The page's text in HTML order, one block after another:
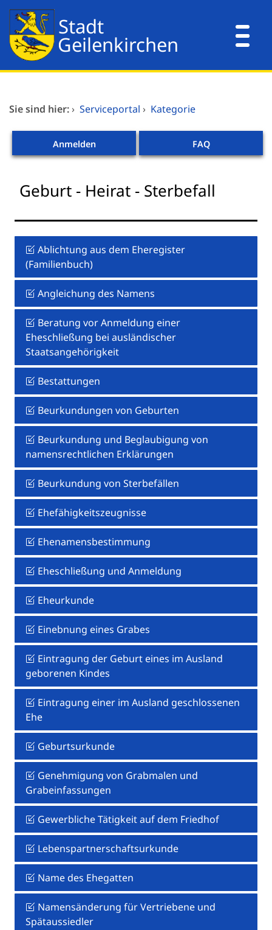
Zum Hauptinhalt springen
Zum Header
Zum Hauptinhalt
Zum Footer
Mitarbeitende A-Z
Verwaltungsorganisation
Sie sind hier: › Serviceportal › Kategorie
FAQ
Anmelden
Geburt - Heirat - Sterbefall
Ablichtung aus dem Eheregister
(Familienbuch)
Angleichung des Namens
Beratung vor Anmeldung einer
Eheschließung bei ausländischer
Staatsangehörigkeit
Bestattungen
Beurkundungen von Geburten
Beurkundung und Beglaubigung von
namensrechtlichen Erklärungen
Beurkundung von Sterbefällen
Ehefähigkeitszeugnisse
Ehenamensbestimmung
Eheschließung und Anmeldung
Eheurkunde
Einebnung eines Grabes
Eintragung der Geburt eines im Ausland
geborenen Kindes
Eintragung einer im Ausland geschlossenen
Ehe
Geburtsurkunde
Genehmigung von Grabmalen und
Grabeinfassungen
Gewerbliche Tätigkeit auf dem Friedhof
Lebenspartnerschaftsurkunde
Name des Ehegatten
Namensänderung für Vertriebene und
Spätaussiedler